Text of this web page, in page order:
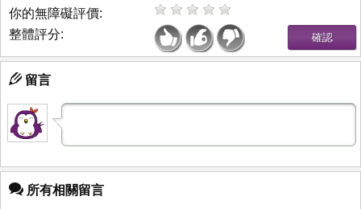
你的無障礙評價:
整體評分:
留言
所有相關留言